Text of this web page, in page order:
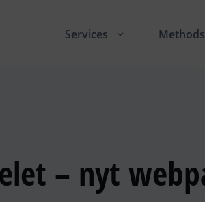
Services Methods
– nyt